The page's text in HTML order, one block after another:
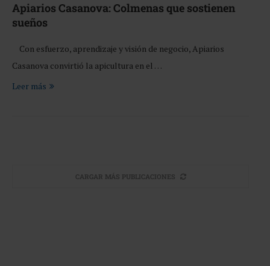
Apiarios Casanova: Colmenas que sostienen
sueños
Con esfuerzo, aprendizaje y visión de negocio, Apiarios
Casanova convirtió la apicultura en el …
Leer más
CARGAR MÁS PUBLICACIONES